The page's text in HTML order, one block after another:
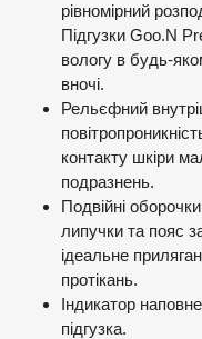
рівномірний
Підгузки Goo.N
вологу в будь-
вночі.
Рельєфний
контакту шкіри
подразнень.
Подвійні
липучки та пояс
ідеальне
протікань.
Індикатор
підгузка.